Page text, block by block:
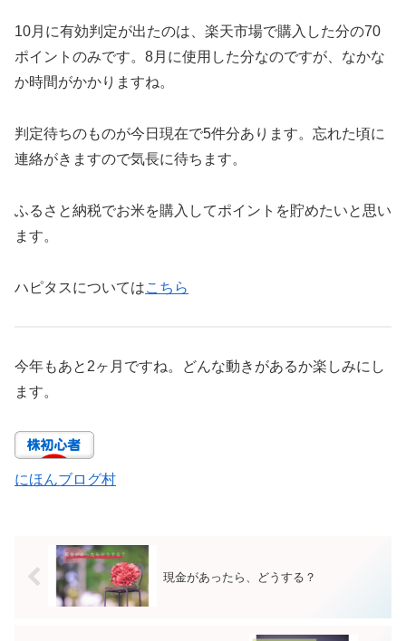
10月に有効判定が出たのは、楽天市場で購入した分の70
ポイントのみです。8月に使用した分なのですが、なかな
か時間がかかりますね。
判定待ちのものが今日現在で5件分あります。忘れた頃に
連絡がきますので気長に待ちます。
ふるさと納税でお米を購入してポイントを貯めたいと思い
ます。
ハピタスについてはこちら
今年もあと2ヶ月ですね。どんな動きがあるか楽しみにし
ます。
にほんブログ村
現金があったら、どうする？